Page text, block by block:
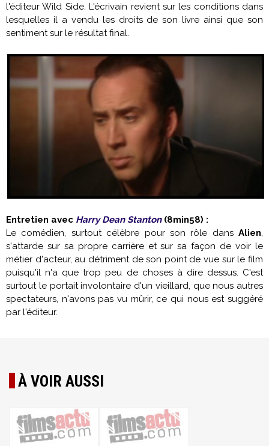
l'éditeur Wild Side. L'écrivain revient sur les conditions dans
lesquelles il a vendu les droits de son livre ainsi que son
sentiment sur le résultat final.
Entretien avec Harry Dean Stanton(8min58) :
Le comédien, surtout célèbre pour son rôle dans Alien,
s'attarde sur sa propre carrière et sur sa façon de voir le
métier d'acteur, au détriment de son point de vue sur le film
puisqu'il n'a que trop peu de choses à dire dessus. C'est
surtout le portait involontaire d'un vieillard, que nous autres
spectateurs, n'avons pas vu mûrir, ce qui nous est suggéré
par l'éditeur.
À VOIR AUSSI